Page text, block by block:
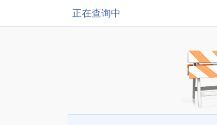
正在查询中